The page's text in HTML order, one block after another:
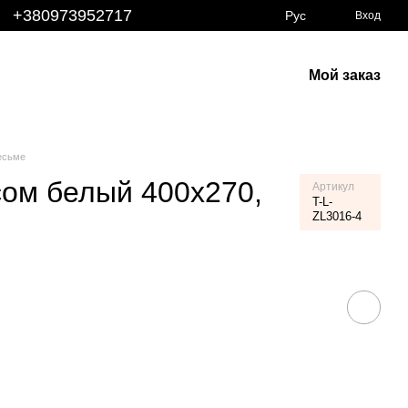
+380973952717 Рус Вход
Мой заказ
белый 400х270, Артикул
T-L-
ZL3016-4